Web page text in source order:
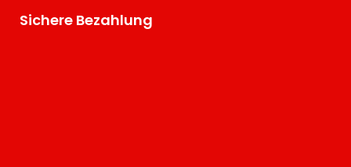
Sichere Bezahlung